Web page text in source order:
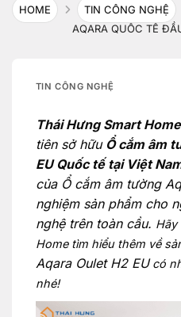
HOME TIN CÔNG NGHỆ
AQARA QUỐC TẾ
TIN CÔNG NGHỆ
Thái Hưng Smart Home
tiên sở hữu Ổ cắm âm
EU Quốc tế tại Việt
của Ổ cắm âm tường
nghiệm sản phẩm cho
nghệ trên toàn cầu. Hãy
Home tìm hiểu thêm về
Aqara Oulet H2 EUcó
nhé!